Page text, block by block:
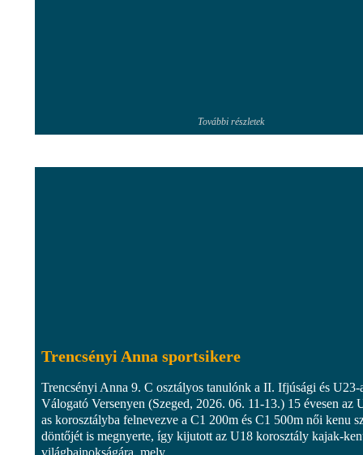
További részletek
Trencsényi Anna sportsikere
Trencsényi Anna 9. C osztályos tanulónk a II. Ifjúsági és U23-
Válogató Versenyen (Szeged, 2026. 06. 11-13.) 15 évesen az
as korosztályba felnevezve a C1 200m és C1 500m női kenu
döntőjét is megnyerte, így kijutott az U18 korosztály kajak-
világbajnokságára, mely